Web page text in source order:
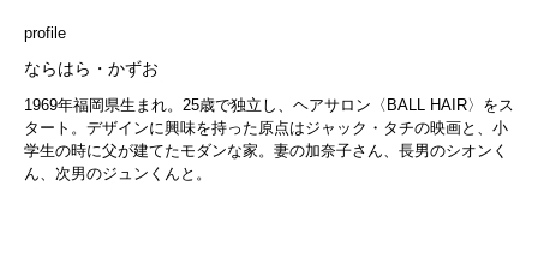
profile
ならはら・かずお
1969年福岡県生まれ。25歳で独立し、ヘアサロン〈BALL HAIR〉をス
タート。デザインに興味を持った原点はジャック・タチの映画と、小
学生の時に父が建てたモダンな家。妻の加奈子さん、長男のシオンく
ん、次男のジュンくんと。